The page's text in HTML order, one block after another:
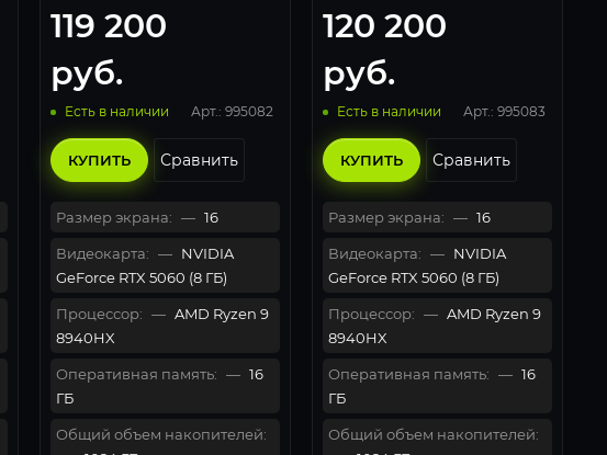
Серый
119 200
руб.
Есть в наличии Арт.: 995082
КУПИТЬ Сравнить
Размер экрана: — 16
Видеокарта: — NVIDIA
GeForce RTX 5060 (8 ГБ)
Процессор: — AMD Ryzen 9
8940HX
Оперативная память: — 16
ГБ
Общий объем накопителей:
Серый
120 200
руб.
Есть в наличии Арт.: 995083
КУПИТЬ Сравнить
Размер экрана: — 16
Видеокарта: — NVIDIA
GeForce RTX 5060 (8 ГБ)
Процессор: — AMD Ryzen 9
8940HX
Оперативная память: — 16
ГБ
Общий объем накопителей: